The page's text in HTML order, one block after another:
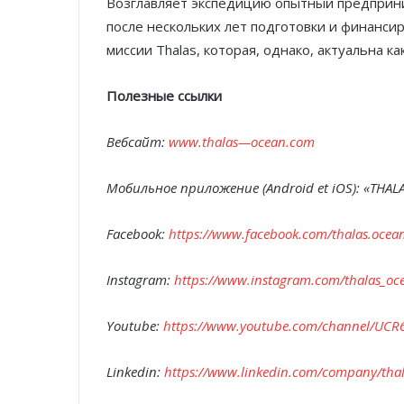
после нескольких лет подготовки и
миссии Thalas, которая, однако, актуальна
Полезные ссылки
Вебсайт: www.thalas—ocean.com
Мобильное приложение (Android et iOS): «
Facebook: https://www.facebook.com/thalas.
Instagram: https://www.instagram.com/thalas
Youtube: https://www.youtube.com/channel/UCR
Linkedin: https://www.linkedin.com/company/